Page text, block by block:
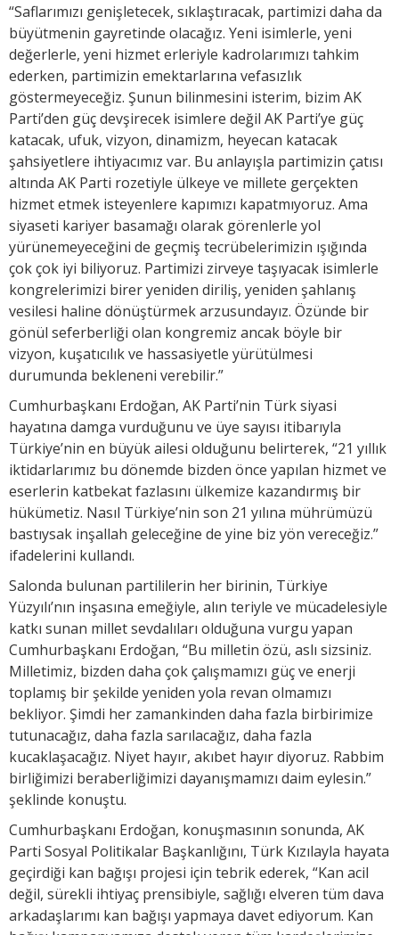
“Saflarımızı genişletecek, sıklaştıracak, partimizi daha da
büyütmenin gayretinde olacağız. Yeni isimlerle, yeni
değerlerle, yeni hizmet erleriyle kadrolarımızı tahkim
ederken, partimizin emektarlarına vefasızlık
göstermeyeceğiz. Şunun bilinmesini isterim, bizim AK
Parti’den güç devşirecek isimlere değil AK Parti’ye güç
katacak, ufuk, vizyon, dinamizm, heyecan katacak
şahsiyetlere ihtiyacımız var. Bu anlayışla partimizin çatısı
altında AK Parti rozetiyle ülkeye ve millete gerçekten
hizmet etmek isteyenlere kapımızı kapatmıyoruz. Ama
siyaseti kariyer basamağı olarak görenlerle yol
yürünemeyeceğini de geçmiş tecrübelerimizin ışığında
çok çok iyi biliyoruz. Partimizi zirveye taşıyacak isimlerle
kongrelerimizi birer yeniden diriliş, yeniden şahlanış
vesilesi haline dönüştürmek arzusundayız. Özünde bir
gönül seferberliği olan kongremiz ancak böyle bir
vizyon, kuşatıcılık ve hassasiyetle yürütülmesi
durumunda bekleneni verebilir.”
Cumhurbaşkanı Erdoğan, AK Parti’nin Türk siyasi
hayatına damga vurduğunu ve üye sayısı itibarıyla
Türkiye’nin en büyük ailesi olduğunu belirterek, “21 yıllık
iktidarlarımız bu dönemde bizden önce yapılan hizmet ve
eserlerin katbekat fazlasını ülkemize kazandırmış bir
hükümetiz. Nasıl Türkiye’nin son 21 yılına mührümüzü
bastıysak inşallah geleceğine de yine biz yön vereceğiz.”
ifadelerini kullandı.
Salonda bulunan partililerin her birinin, Türkiye
Yüzyılı’nın inşasına emeğiyle, alın teriyle ve mücadelesiyle
katkı sunan millet sevdalıları olduğuna vurgu yapan
Cumhurbaşkanı Erdoğan, “Bu milletin özü, aslı sizsiniz.
Milletimiz, bizden daha çok çalışmamızı güç ve enerji
toplamış bir şekilde yeniden yola revan olmamızı
bekliyor. Şimdi her zamankinden daha fazla birbirimize
tutunacağız, daha fazla sarılacağız, daha fazla
kucaklaşacağız. Niyet hayır, akıbet hayır diyoruz. Rabbim
birliğimizi beraberliğimizi dayanışmamızı daim eylesin.”
şeklinde konuştu.
Cumhurbaşkanı Erdoğan, konuşmasının sonunda, AK
Parti Sosyal Politikalar Başkanlığını, Türk Kızılayla hayata
geçirdiği kan bağışı projesi için tebrik ederek, “Kan acil
değil, sürekli ihtiyaç prensibiyle, sağlığı elveren tüm dava
arkadaşlarımı kan bağışı yapmaya davet ediyorum. Kan